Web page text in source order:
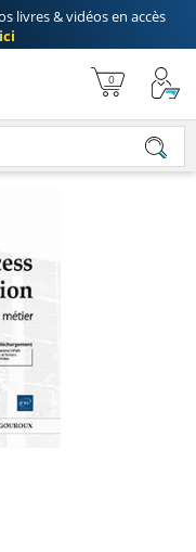
livres & vidéos en accès